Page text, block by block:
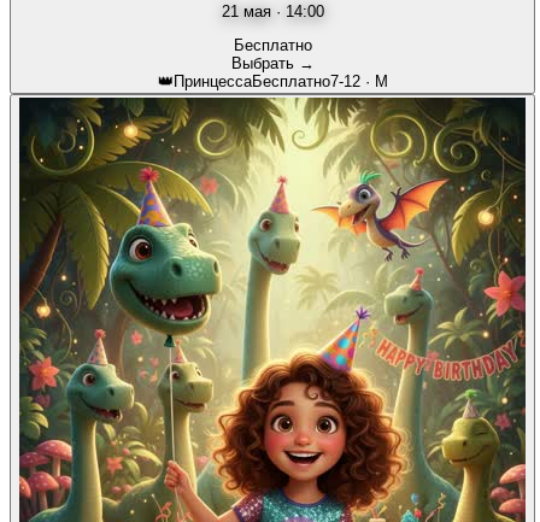
21 мая · 14:00
Бесплатно
Выбрать →
👑 ПринцессаБесплатно7-12· М